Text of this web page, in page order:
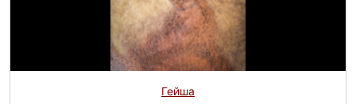
Гейша